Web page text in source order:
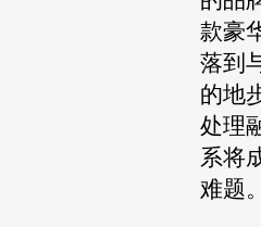
款豪
落到
的地
处理
系将
难题